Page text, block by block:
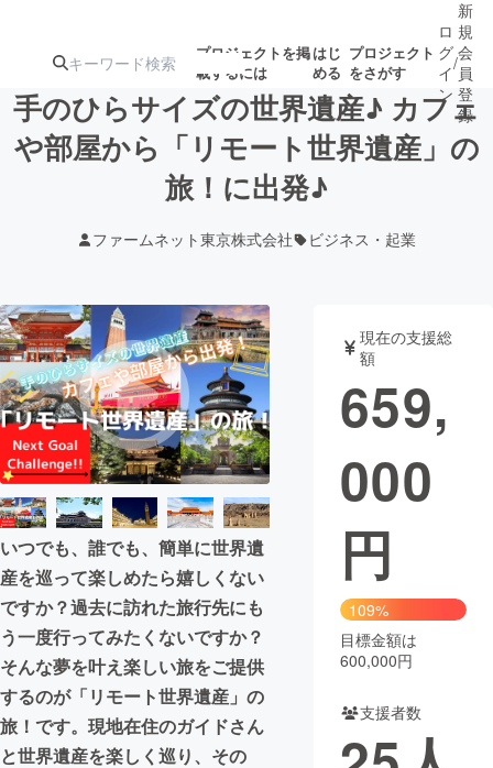
プロジェクトを掲
載するには
はじ
める
プロジェクト
をさがす
注目の新着プロ募集終了が近いプ
テクノロジー・ガジェット
映像・映画 書籍・雑誌
ビジネス・起業 チャレンジ
まちづくり・地域活性化
CAMPFIRE for Social Good
CAMPFIRE Creation
CAMPFIREふるさと納税machi-ya コミュニティ
ロ
グ
イ
ン
/
新
規
会
員
登
録
手のひらサイズの世界遺産♪ カフェ
や部屋から「リモート世界遺産」の
旅！に出発♪
ファームネット東京株式会社 ビジネス・起業
いつでも、誰でも、簡単に世界遺
産を巡って楽しめたら嬉しくない
ですか？過去に訪れた旅行先にも
う一度行ってみたくないですか？
そんな夢を叶え楽しい旅をご提供
するのが「リモート世界遺産」の
旅！です。現地在住のガイドさん
と世界遺産を楽しく巡り、その
現在の支援総
額
659,
000
円
109%
目標金額は
600,000円
支援者数